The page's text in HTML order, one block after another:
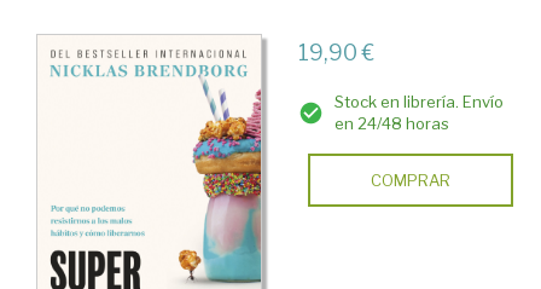
19,90 €
Stock en librería. Envío
en 24/48 horas
COMPRAR